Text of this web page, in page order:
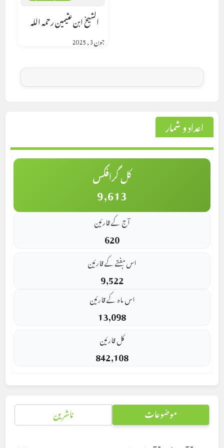
الشيخ ابن عثيمين رحمه الله
جون 3, 2025
اعداد و شمار
کل گرافکس
9,613
آج کے قارئین
620
اس ہفتے کے قارئین
9,522
اس ماہ کے قارئین
13,098
کل قارئین
842,108
موضوعات ناشرین